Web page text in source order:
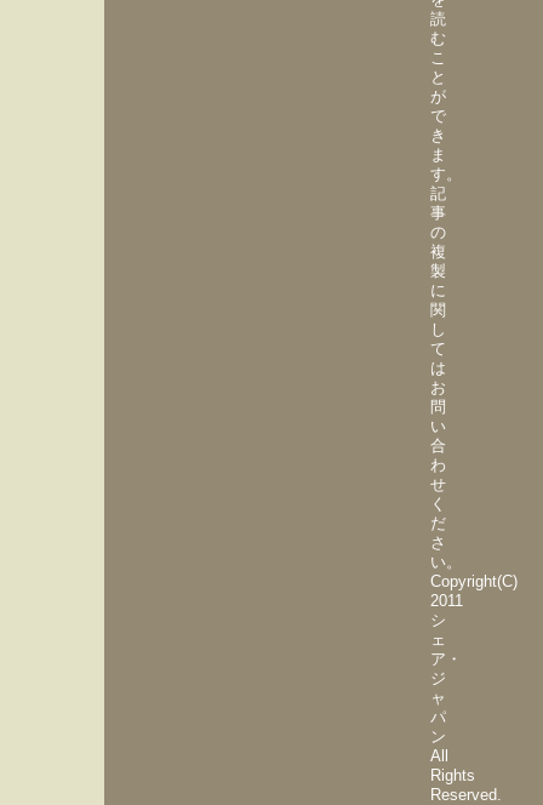
読
む
こ
と
が
で
き
ま
す。
記
事
の
複
製
に
関
し
て
は
お
問
い
合
わ
せ
く
だ
さ
い。
Copyright(C)
2011
シ
ェ
ア・
ジ
ャ
パ
ン
All
Rights
Reserved.